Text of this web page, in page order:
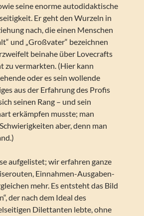
seine enorme autodidaktische
Er geht den Wurzeln in
nach, die einen Menschen
und „Großvater“ bezeichnen
beinahe über Lovecrafts
zu vermarkten. (Hier kann
oder es sein wollende
aus der Erfahrung des Profis
seinen Rang – und sein
erkämpfen musste; man
aber, denn man
aufgelistet; wir erfahren ganze
Einnahmen-Ausgaben-
mehr. Es entsteht das Bild
der nach dem Ideal des
Dilettanten lebte, ohne